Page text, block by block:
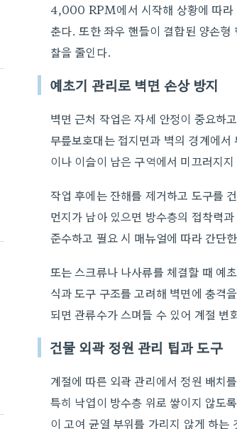
4,000 RPM에서 시작해 상황에 따라
춘다. 또한 좌우 핸들이 결합된 양손
찰을 줄인다.
예초기 관리로 벽면 손상 방지
벽면 근처 작업은 자세 안정이 중요하
무릎보호대는 접지면과 벽의 경계에
이나 이슬이 남은 구역에서 미끄러지
작업 후에는 잔해를 제거하고 도구를
먼지가 남아 있으면 방수층의 접착력
준수하고 필요 시 매뉴얼에 따라 간단
또는 스크류나 나사류를 체결할 때 예
식과 도구 구조를 고려해 벽면에 충격
되면 관류수가 스며들 수 있어 계절 변
건물 외곽 정원 관리 팁과 도구
계절에 따른 외곽 관리에서 정원 배치
특히 낙엽이 방수층 위로 쌓이지 않도
이 고여 균열 부위를 가리지 않게 하는